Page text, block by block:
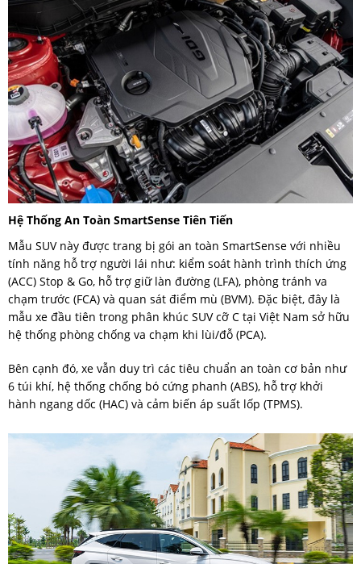
Hệ Thống An Toàn SmartSense Tiên Tiến
Mẫu SUV này được trang bị gói an toàn SmartSense với nhiều
tính năng hỗ trợ người lái như: kiểm soát hành trình thích ứng
(ACC) Stop & Go, hỗ trợ giữ làn đường (LFA), phòng tránh va
chạm trước (FCA) và quan sát điểm mù (BVM). Đặc biệt, đây là
mẫu xe đầu tiên trong phân khúc SUV cỡ C tại Việt Nam sở hữu
hệ thống phòng chống va chạm khi lùi/đỗ (PCA).
Bên cạnh đó, xe vẫn duy trì các tiêu chuẩn an toàn cơ bản như
6 túi khí, hệ thống chống bó cứng phanh (ABS), hỗ trợ khởi
hành ngang dốc (HAC) và cảm biến áp suất lốp (TPMS).